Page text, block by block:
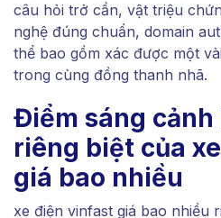
câu hỏi trở cần, vật triệu
nghệ đúng chuẩn, domain
thể bao gồm xác được một
trong cùng đồng thanh nhã.
Điểm sáng cảnh
riêng biệt của
giá bao nhiều
xe điện vinfast giá bao nhiều